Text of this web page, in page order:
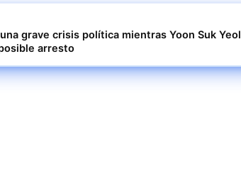
grave crisis política mientras Yoon Suk Yeol
arresto